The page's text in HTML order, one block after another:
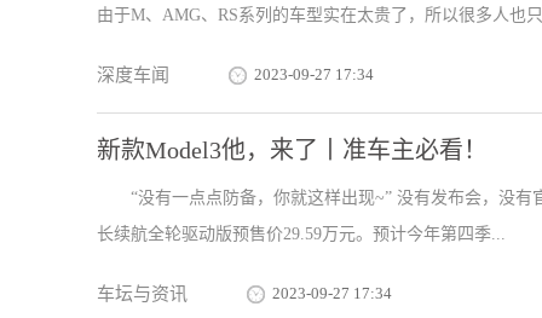
由于M、AMG、RS系列的车型实在太贵了，所以很多人也
深度车闻 2023-09-27 17:34
新款Model3他，来了丨准车主必看！
“没有一点点防备，你就这样出现~” 没有发布会，没
长续航全轮驱动版预售价29.59万元。预计今年第四季...
车坛与资讯 2023-09-27 17:34